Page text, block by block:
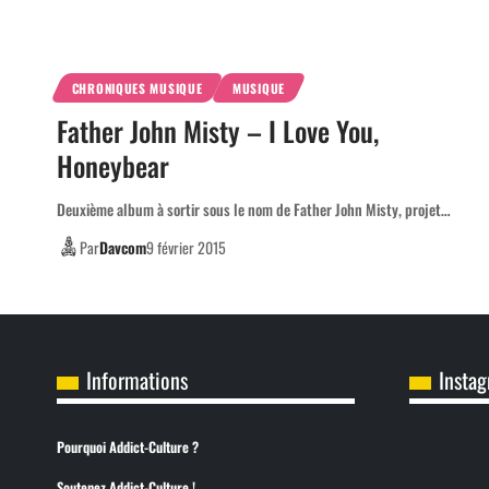
CHRONIQUES MUSIQUE MUSIQUE
Father John Misty – I Love You,
Honeybear
Deuxième album à sortir sous le nom de Father John Misty, projet…
ParDavcom9 février 2015
Informations
Pourquoi Addict-Culture ?